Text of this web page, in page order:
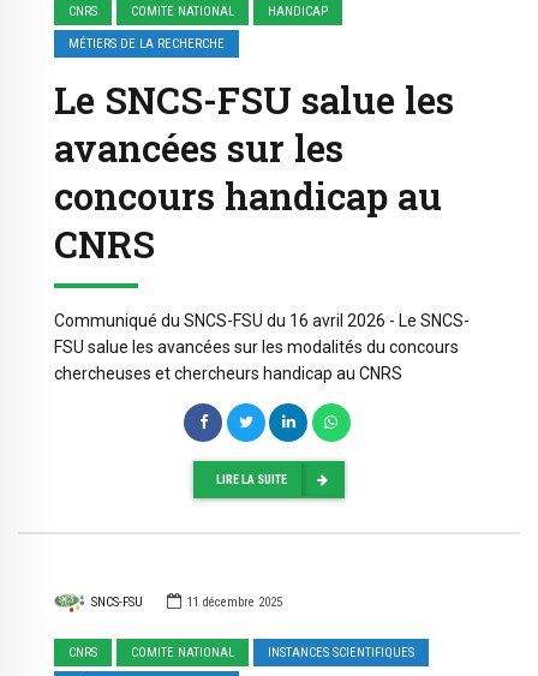
CNRS COMITE NATIONAL HANDICAP
MÉTIERS DE LA RECHERCHE
Le SNCS-FSU salue les
avancées sur les
concours handicap au
CNRS
Communiqué du SNCS-FSU du 16 avril 2026 - Le SNCS-
FSU salue les avancées sur les modalités du concours
chercheuses et chercheurs handicap au CNRS
LIRE LA SUITE
SNCS-FSU 11 décembre 2025
CNRS COMITE NATIONAL INSTANCES SCIENTIFIQUES